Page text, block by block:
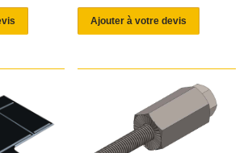
Ajouter à votre devis